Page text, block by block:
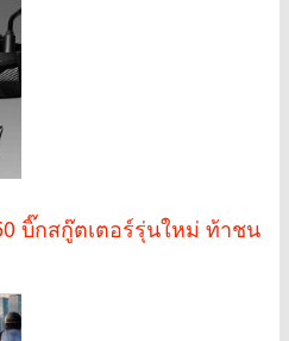
บิ๊กสกู๊ตเตอร์รุ่นใหม่ ท้าชน